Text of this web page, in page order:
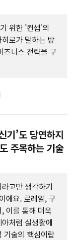
위한 '컨셉'의
로가 말하는 방
즈니스 전략을 구
기’도 당연하지
주목하는 기술
고만 생각하기
에요. 로레알, 구
이를 통해 더욱
처럼 실생활에
기술의 핵심이랍